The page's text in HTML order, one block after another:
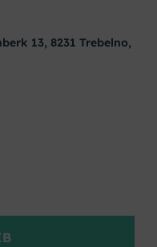
13, 8231 Trebelno,